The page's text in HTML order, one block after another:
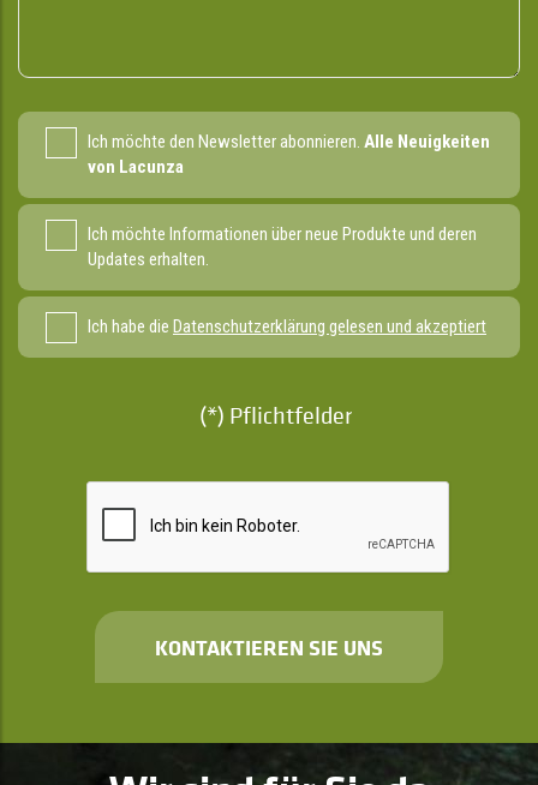
Ich möchte den Newsletter abonnieren. Alle Neuigkeiten
von Lacunza
Ich möchte Informationen über neue Produkte und deren
Updates erhalten.
Ich habe die Datenschutzerklärung gelesen und akzeptiert
(*) Pflichtfelder
KONTAKTIEREN SIE UNS